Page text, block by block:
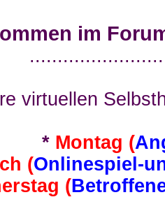
im
virtuellen
* Montag (
(Onlinespiel-
(